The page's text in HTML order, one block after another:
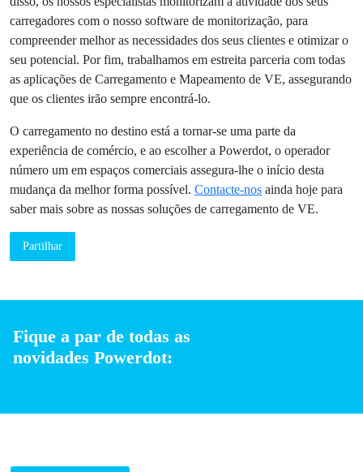
Por fim, as próprias estações de carregamento de veículos
elétricos podem ser uma fonte de receita – com a Powerdot,
a receita das suas estações de carregamento de veículos
elétricos é partilhada, enquanto cuidamos da instalação,
manutenção, software de monitorização e muito mais. A
veículos elétricos no seu parque de estacionamento oferece
um rápido retorno do investimento – e como já tem o
espaço para os carros, adicionar um carregador só
acrescenta vantagens.
Instale estações de carregamento no seu
parque de estacionamento com a Powerdot
inúmeras vantagens aos proprietários de parques de
A nossa parceria garante um custo zero na instalação, uma
vez que investimos tudo na sua localização, e um custo
nossos especialistas monitorizam a atividade dos seus